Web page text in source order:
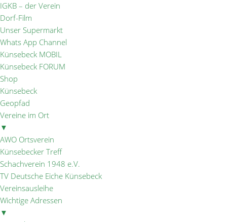
IGKB – der Verein
Dorf-Film
Unser Supermarkt
Whats App Channel
Künsebeck MOBIL
Künsebeck FORUM
Shop
Künsebeck
Geopfad
Vereine im Ort
▼
AWO Ortsverein
Künsebecker Treff
Schachverein 1948 e.V.
TV Deutsche Eiche Künsebeck
Vereinsausleihe
Wichtige Adressen
▼